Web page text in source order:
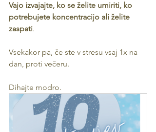
Vajo izvajajte, ko se želite umiriti, ko
potrebujete koncentracijo ali želite
zaspati.
Vsekakor pa, če ste v stresu vsaj 1x na
dan, proti večeru.
Dihajte modro.